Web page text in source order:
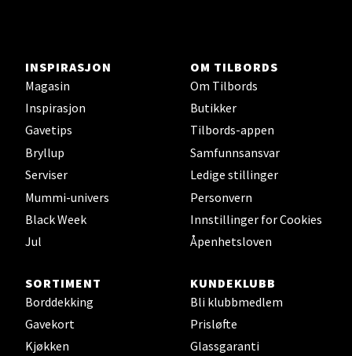
INSPIRASJON
Magasin
Inspirasjon
Gavetips
Bryllup
Serviser
Mummi-univers
Black Week
Jul
OM TILBORDS
Om Tilbords
Butikker
Tilbords-appen
Samfunnsansvar
Ledige stillinger
Personvern
Innstillinger for Cookies
Åpenhetsloven
SORTIMENT
Borddekking
Gavekort
Kjøkken
KUNDEKLUBB
Bli klubbmedlem
Prisløfte
Glassgaranti
Orkanger - Thon Senter Orkanger
Thon Senter Orkanger, Orkdalsveien 113, 7300
Orkanger
Åpent i dag 09-20
Sandvika - Thon Senter Sandvika